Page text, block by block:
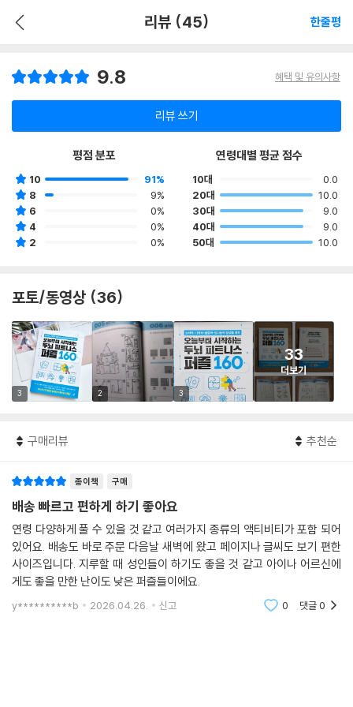
리뷰 (45) 한줄평
9.8 혜택 및 유의사항
리뷰 쓰기
평점 분포
10
91%
8
9%
6
0%
4
0%
2
0%
연령대별 평균 점수
10대
0.0
20대
10.0
30대
9.0
40대
9.0
50대
10.0
포토/동영상 (36)
3 2 3
33
더보기
구매리뷰 추천순
종이책 구매
배송 빠르고 편하게 하기 좋아요
연령 다양하게 풀 수 있을 것 같고 여러가지 종류의 액티비티가 포함 되어
있어요. 배송도 바로 주문 다음날 새벽에 왔고 페이지나 글씨도 보기 편한
사이즈입니다. 지루할 때 성인들이 하기도 좋을 것 같고 아이나 어르신에
게도 좋을 만한 난이도 낮은 퍼즐들이에요.
y**********b 2026.04.26. 신고 0 댓글0